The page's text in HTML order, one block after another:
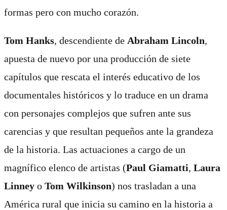
formas pero con mucho corazón.
Tom Hanks, descendiente de Abraham Lincoln,
apuesta de nuevo por una producción de siete
capítulos que rescata el interés educativo de los
documentales históricos y lo traduce en un drama
con personajes complejos que sufren ante sus
carencias y que resultan pequeños ante la grandeza
de la historia. Las actuaciones a cargo de un
magnífico elenco de artistas (Paul Giamatti, Laura
Linney o Tom Wilkinson) nos trasladan a una
América rural que inicia su camino en la historia a